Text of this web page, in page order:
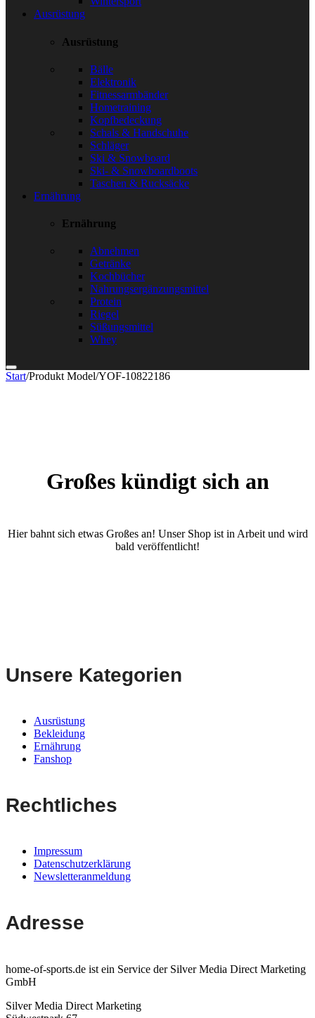
Ausrüstung
Ausrüstung
Bälle
Elektronik
Fitnessarmbänder
Hometraining
Kopfbedeckung
Schals & Handschuhe
Schläger
Ski & Snowboard
Ski- & Snowboardboots
Taschen & Rucksäcke
Ernährung
Ernährung
Abnehmen
Getränke
Kochbücher
Nahrungsergänzungsmittel
Protein
Riegel
Süßungsmittel
Whey
Start/Produkt Model/YOF-10822186
Großes kündigt sich an
Hier bahnt sich etwas Großes an! Unser Shop ist in Arbeit und wird
bald veröffentlicht!
Unsere Kategorien
Ausrüstung
Bekleidung
Ernährung
Fanshop
Rechtliches
Impressum
Datenschutzerklärung
Newsletteranmeldung
Adresse
home-of-sports.de ist ein Service der Silver Media Direct Marketing
GmbH
Silver Media Direct Marketing